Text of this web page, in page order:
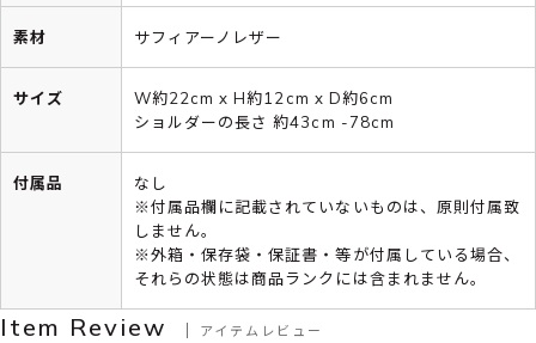
素材 サフィアーノレザー
サイズ
W約22cm x H約12cm x D約6cm
ショルダーの長さ 約43cm -78cm
付属品
なし
※付属品欄に記載されていないものは、原則付属致
しません。
※外箱・保存袋・保証書・等が付属している場合、
それらの状態は商品ランクには含まれません。
Item Review アイテムレビュー